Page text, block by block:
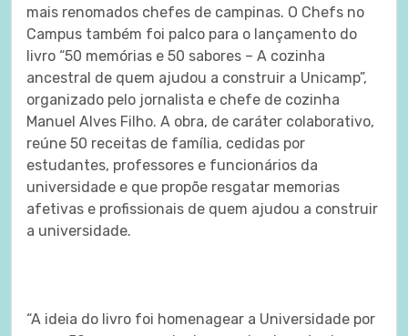
mais renomados chefes de campinas. O Chefs no
Campus também foi palco para o lançamento do
livro “50 memórias e 50 sabores – A cozinha
ancestral de quem ajudou a construir a Unicamp”,
organizado pelo jornalista e chefe de cozinha
Manuel Alves Filho. A obra, de caráter colaborativo,
reúne 50 receitas de família, cedidas por
estudantes, professores e funcionários da
universidade e que propõe resgatar memorias
afetivas e profissionais de quem ajudou a construir
a universidade.
“A ideia do livro foi homenagear a Universidade por